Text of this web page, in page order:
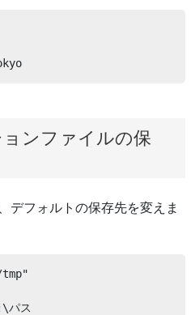
ンファイルの保
デフォルトの保存先を変えま
パス